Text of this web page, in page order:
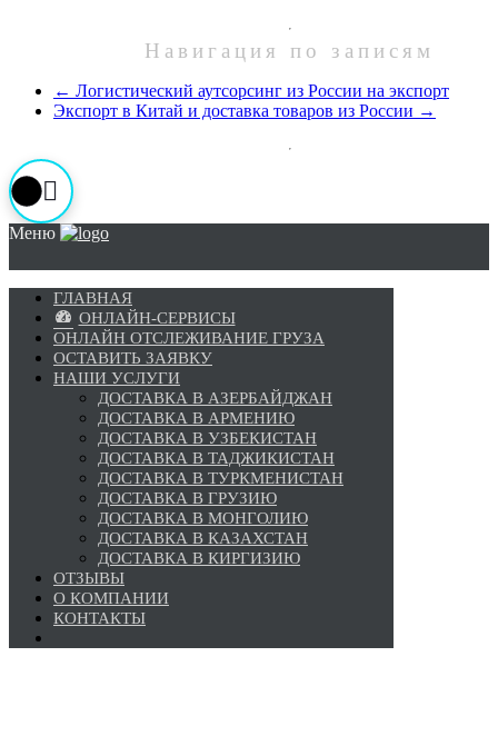
Навигация по записям
← Логистический аутсорсинг из России на экспорт
Экспорт в Китай и доставка товаров из России →
Меню
ГЛАВНАЯ
ОНЛАЙН-СЕРВИСЫ
ОНЛАЙН ОТСЛЕЖИВАНИЕ ГРУЗА
ОСТАВИТЬ ЗАЯВКУ
НАШИ УСЛУГИ
ДОСТАВКА В АЗЕРБАЙДЖАН
ДОСТАВКА В АРМЕНИЮ
ДОСТАВКА В УЗБЕКИСТАН
ДОСТАВКА В ТАДЖИКИСТАН
ДОСТАВКА В ТУРКМЕНИСТАН
ДОСТАВКА В ГРУЗИЮ
ДОСТАВКА В МОНГОЛИЮ
ДОСТАВКА В КАЗАХСТАН
ДОСТАВКА В КИРГИЗИЮ
ОТЗЫВЫ
О КОМПАНИИ
КОНТАКТЫ